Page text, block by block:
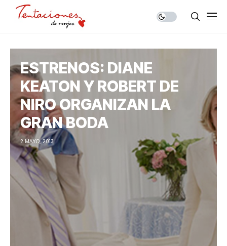
ESTRENOS: DIANE
KEATON Y ROBERT DE
NIRO ORGANIZAN LA
GRAN BODA
2 MAYO, 2013